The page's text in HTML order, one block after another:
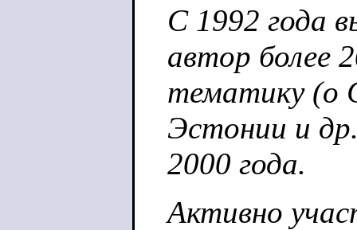
С 1992 года
автор более
тематику (о
Эстонии и
2000 года.
Активно